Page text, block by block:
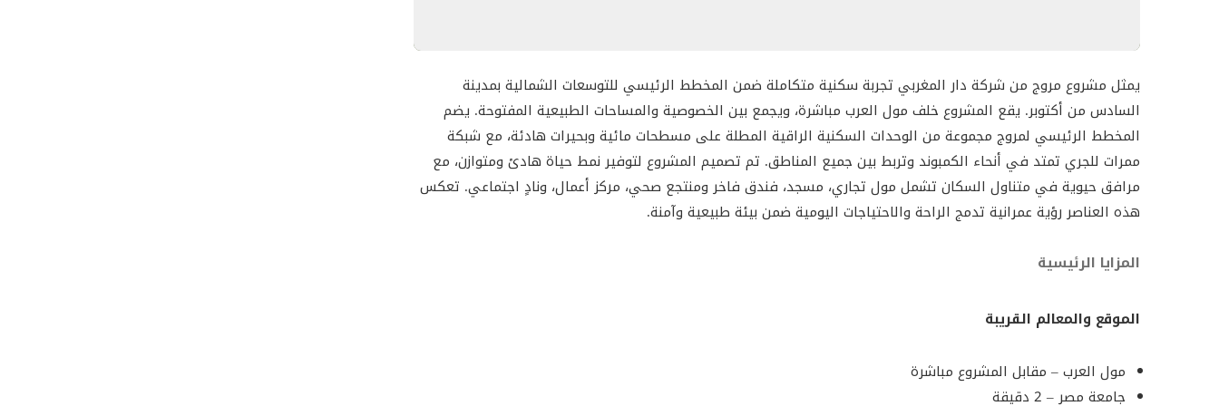
عالمية.
أنواع الوحدات والمساحات في كمبوند مروج
وحدات سكنية متطورة تتميز بالتناسب الوظيفي والإطلالات الطبيعية.
إطلالات على البحيرات المتلألئة والمساحات الخضراء:
شقق غرفتان نوم:
الخصوصية والرحابة الداخلية.
وحدات دوبلكس فاخرة:
يمثل مشروع مروج من شركة دار المغربي تجربة سكنية متكاملة ضمن المخطط الرئيسي للتوسعات الشمالية بمدينة
السادس من أكتوبر. يقع المشروع خلف مول العرب مباشرة، ويجمع بين الخصوصية والمساحات الطبيعية المفتوحة. يضم
المخطط الرئيسي لمروج مجموعة من الوحدات السكنية الراقية المطلة على مسطحات مائية وبحيرات هادئة، مع شبكة
ممرات للجري تمتد في أنحاء الكمبوند وتربط بين جميع المناطق. تم تصميم المشروع لتوفير نمط حياة هادئ ومتوازن، مع
مرافق حيوية في متناول السكان تشمل مول تجاري، مسجد، فندق فاخر ومنتجع صحي، مركز أعمال، ونادٍ اجتماعي. تعكس
هذه العناصر رؤية عمرانية تدمج الراحة والاحتياجات اليومية ضمن بيئة طبيعية وآمنة.
المزايا الرئيسية
الموقع والمعالم القريبة
مول العرب – مقابل المشروع مباشرة
جامعة مصر – 2 دقيقة